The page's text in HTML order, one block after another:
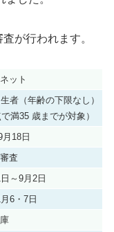
が行われます。
ット
者（年齢の下限なし）
満35 歳までが対象）
月18日
査
～9月2日
6・7日